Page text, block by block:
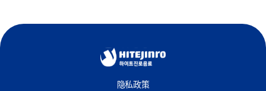
隐私政策